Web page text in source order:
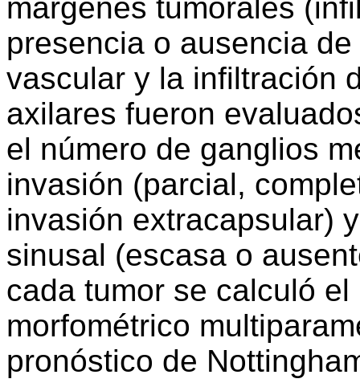
márgenes tumorales
presencia o ausencia
vascular y la infiltración
axilares fueron
el número de ganglios
invasión (parcial,
invasión extracapsular)
sinusal (escasa o
cada tumor se calculó
morfométrico
pronóstico de